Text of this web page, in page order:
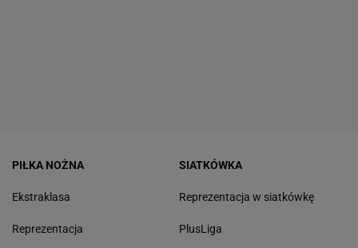
PIŁKA NOŻNA
Ekstraklasa
Reprezentacja
SIATKÓWKA
Reprezentacja w siatkówkę
PlusLiga